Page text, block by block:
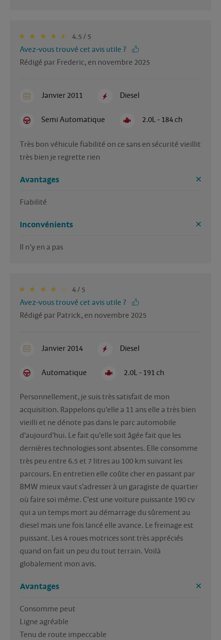
4.5 / 5
Avez-vous trouvé cet avis utile ?
Rédigé par Frederic, en novembre 2025
Janvier 2011 Diesel
Semi Automatique 2.0L - 184 ch
Très bon véhicule fiabilité on ce sans en sécurité vieillit
très bien je regrette rien
Avantages
Fiabilité
Inconvénients
Il n’y en a pas
4 / 5
Avez-vous trouvé cet avis utile ?
Rédigé par Patrick, en novembre 2025
Janvier 2014 Diesel
Automatique 2.0L - 191 ch
Personnellement, je suis très satisfait de mon
acquisition. Rappelons qu'elle a 11 ans elle a très bien
vieilli et ne dénote pas dans le parc automobile
d'aujourd'hui. Le fait qu'elle soit âgée fait que les
dernières technologies sont absentes. Elle consomme
très peu entre 6.5 et 7 litres au 100 km suivant les
parcours. En entretien elle coûte cher en passant par
BMW mieux vaut s'adresser à un garagiste de quartier
où faire soi même. C'est une voiture puissante 190 cv
qui a un temps mort au démarrage du sûrement au
diesel mais une fois lancé elle avance. Le freinage est
puissant. Les 4 roues motrices sont très appréciés
quand on fait un peu du tout terrain. Voilà
globalement mon avis.
Avantages
Consomme peut
Ligne agréable
Tenu de route impeccable